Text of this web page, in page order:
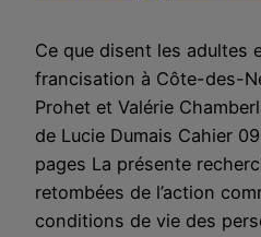
Ce que disent les adultes
francisation à Côte-des-
Prohet et Valérie
de Lucie Dumais Cahier
pages La présente
retombées de l’action
conditions de vie des